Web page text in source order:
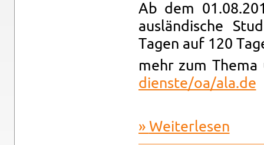
Ab dem
auslän­di­sche
Tagen auf 120
mehr zum
dien​ste/​oa/​ala.​de
Wei­ter­le­sen